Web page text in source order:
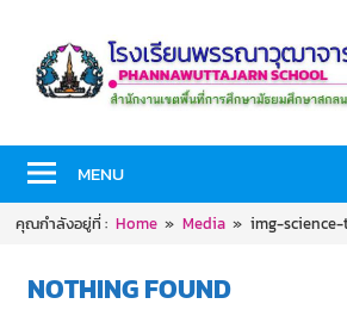
content
โร
พร
SCHOOL
MENU
คุณกำลังอยู่ที่ : Home Media img-
NOTHING FOUND